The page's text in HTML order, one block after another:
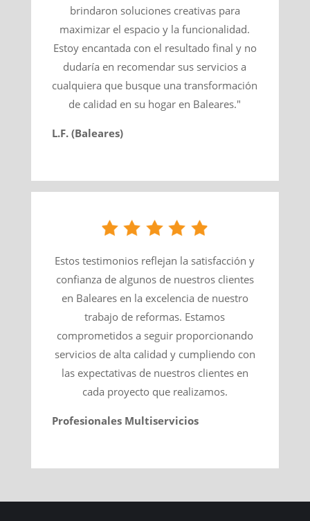
brindaron soluciones creativas para
maximizar el espacio y la funcionalidad.
Estoy encantada con el resultado final y no
dudaría en recomendar sus servicios a
cualquiera que busque una transformación
de calidad en su hogar en Baleares."
L.F. (Baleares)
Estos testimonios reflejan la satisfacción y
confianza de algunos de nuestros clientes
en Baleares en la excelencia de nuestro
trabajo de reformas. Estamos
comprometidos a seguir proporcionando
servicios de alta calidad y cumpliendo con
las expectativas de nuestros clientes en
cada proyecto que realizamos.
Profesionales Multiservicios